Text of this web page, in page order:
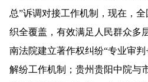
总”诉调对接工作机制，现在，
织全覆盖，有效满足人民群众多
南法院建立著作权纠纷“专业审
解纷工作机制；贵州贵阳中院与